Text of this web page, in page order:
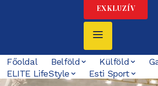
EXKLUZÍV
Főoldal Belföld Külföld
ELITE LifeStyle
Esti Sport